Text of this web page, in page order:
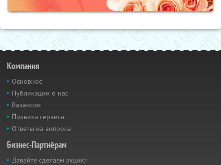
Компания
Основное
Публикации о нас
Вакансии
Правила сервиса
Ответы на вопросы
Бизнес-Партнёрам
Давайте сделаем акцию!